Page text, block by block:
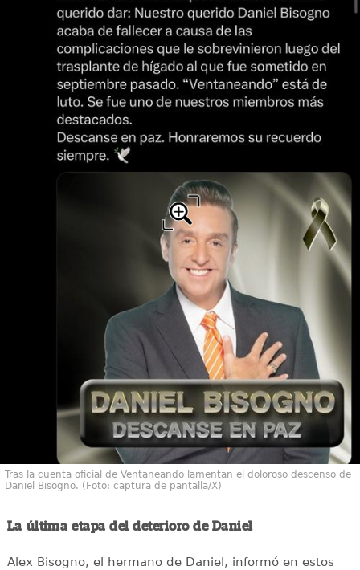
Tras la cuenta oficial de Ventaneando lamentan el doloroso descenso de
Daniel Bisogno. (Foto: captura de pantalla/X)
La última etapa del deterioro de Daniel
Alex Bisogno, el hermano de Daniel, informó en estos